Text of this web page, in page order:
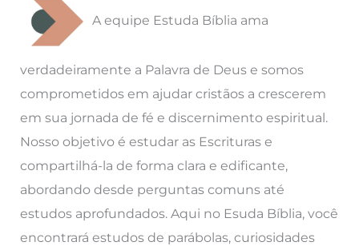
A equipe Estuda Bíblia ama
verdadeiramente a Palavra de Deus e somos
comprometidos em ajudar cristãos a crescerem
em sua jornada de fé e discernimento espiritual.
Nosso objetivo é estudar as Escrituras e
compartilhá-la de forma clara e edificante,
abordando desde perguntas comuns até
estudos aprofundados. Aqui no Esuda Bíblia, você
encontrará estudos de parábolas, curiosidades